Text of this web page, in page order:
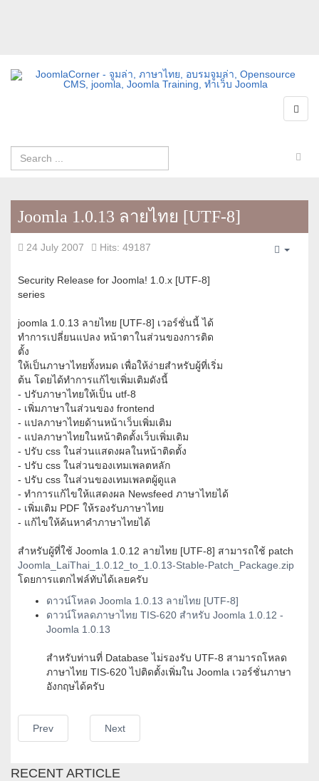
Joomla 1.0.13 ลายไทย [UTF-8]
24 July 2007
Hits: 49187
Security Release for Joomla! 1.0.x [UTF-8]
series
joomla 1.0.13 ลายไทย [UTF-8] เวอร์ชั่นนี้ ได้
ทำการเปลี่ยนแปลง หน้าตาในส่วนของการติด
ตั้ง
ให้เป็นภาษาไทยทั้งหมด เพื่อให้ง่ายสำหรับผู้ที่เริ่ม
ต้น โดยได้ทำการแก้ไขเพิ่มเติมดังนี้
- ปรับภาษาไทยให้เป็น utf-8
- เพิ่มภาษาในส่วนของ frontend
- แปลภาษาไทยด้านหน้าเว็บเพิ่มเติม
- แปลภาษาไทยในหน้าติดตั้งเว็บเพิ่มเติม​
- ปรับ css ในส่วนแสดงผลในหน้าติดตั้ง
- ปรับ css ในส่วนของเทมเพลตหลัก​
- ปรับ css ในส่วนของเทมเพลตผู้​ดูแล​
- ทำการแก้ไขให้แสดงผล Newsfeed ภาษาไทยได้​
- เพิ่มเติม PDF ให้รองรับภาษาไทย
- แก้ไขให้ค้นหาคำภาษาไทยได้
สำหรับผู้ที่ใช้ Joomla 1.0.12 ลายไทย [UTF-8] สามารถใช้ patch
Joomla_LaiThai_1.0.12_to_1.0.13-Stable-Patch_Package.zip
โดยการแตกไฟล์ทับได้เลยครับ
ดาวน์โหลด Joomla 1.0.13 ลายไทย [UTF-8]
ดาวน์โหลดภาษาไทย TIS-620 สำหรับ Joomla 1.0.12 -
Joomla 1.0.13
สำหรับท่านที่ Database ไม่รองรับ UTF-8 สามารถโหลด
ภาษาไทย TIS-620 ไปติดตั้งเพิ่มใน Joomla เวอร์ชั่นภาษา
อังกฤษได้ครับ
Prev Next
RECENT ARTICLE